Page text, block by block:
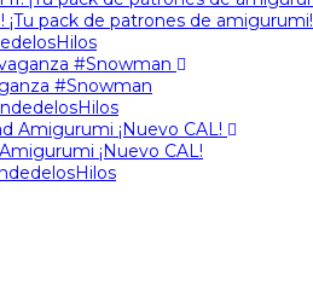
¡Tu pack de patrones de amigurumi!
#Snowman
¡Nuevo CAL!